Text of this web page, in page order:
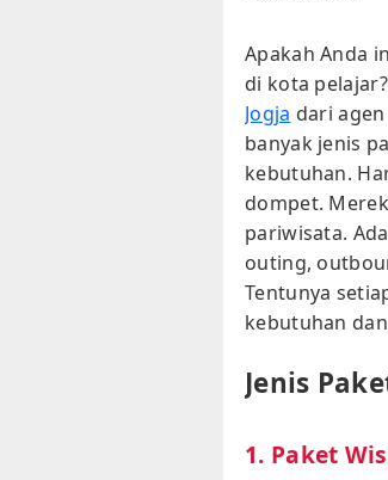
Apakah Anda
di kota
Jogja dari
banyak jenis
kebutuhan.
dompet.
pariwisata.
outing,
Tentunya
kebutuhan
Jenis
1. Paket